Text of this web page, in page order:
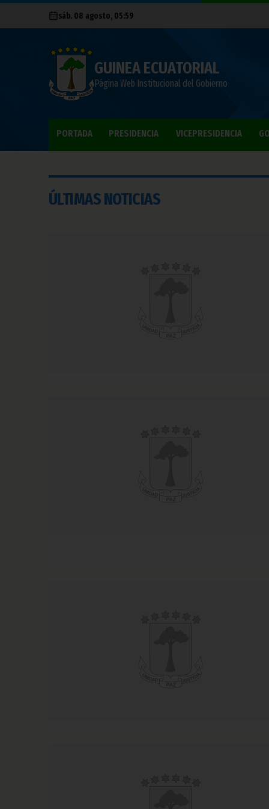
sáb. 08 agosto, 05:59
GUINEA ECUATORIAL
Página Web Institucional del Gobierno
PORTADA PRESIDENCIA VICEPRESIDENCIA
ÚLTIMAS NOTICIAS